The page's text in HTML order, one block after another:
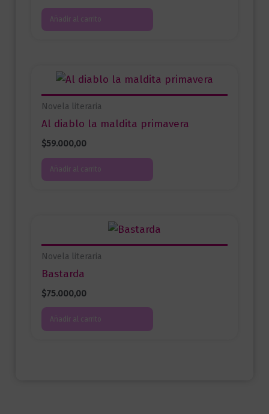
Añadir al carrito
Novela literaria
Al diablo la maldita primavera
$59.000,00
Añadir al carrito
Novela literaria
Bastarda
$75.000,00
Añadir al carrito